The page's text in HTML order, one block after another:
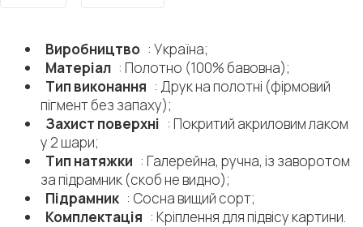
Виробництво : Україна;
Матеріал : Полотно (100% бавовна);
Тип виконання : Друк на полотні (фірмовий
пігмент без запаху);
Захист поверхні : Покритий акриловим лаком
у 2 шари;
Тип натяжки : Галерейна, ручна, із заворотом
за підрамник (скоб не видно);
Підрамник : Сосна вищий сорт;
Комплектація : Кріплення для підвісу картини.